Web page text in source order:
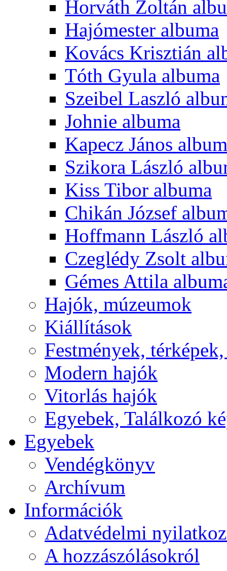
Horváth Zoltán
Hajómester albuma
Kovács Krisztián
Tóth Gyula albuma
Szeibel Laszló
Johnie albuma
Kapecz János
Szikora László
Kiss Tibor albuma
Chikán József
Hoffmann László
Czeglédy Zsolt
Gémes Attila
Hajók, múzeumok
Kiállítások
Festmények,
Modern hajók
Vitorlás hajók
Egyebek, Találkozó
Egyebek
Vendégkönyv
Archívum
Információk
Adatvédelmi
A hozzászólásokról